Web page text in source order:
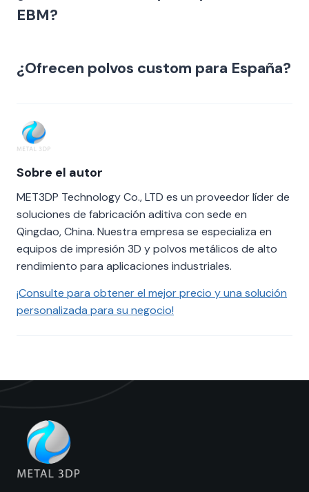
EBM?
¿Ofrecen polvos custom para España?
Sobre el autor
MET3DP Technology Co., LTD es un proveedor líder de
soluciones de fabricación aditiva con sede en
Qingdao, China. Nuestra empresa se especializa en
equipos de impresión 3D y polvos metálicos de alto
rendimiento para aplicaciones industriales.
¡Consulte para obtener el mejor precio y una solución
personalizada para su negocio!